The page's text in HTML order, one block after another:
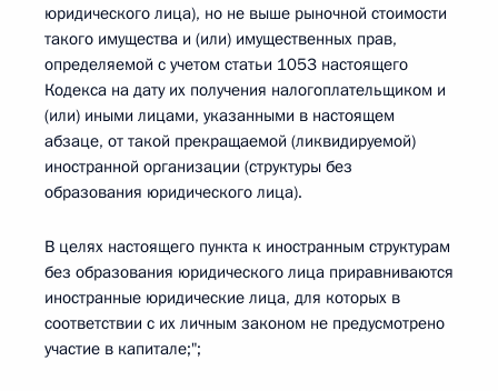
юридического лица), но не выше рыночной стоимости
такого имущества и (или) имущественных прав,
определяемой с учетом статьи 1053 настоящего
Кодекса на дату их получения налогоплательщиком и
(или) иными лицами, указанными в настоящем
абзаце, от такой прекращаемой (ликвидируемой)
иностранной организации (структуры без
образования юридического лица).
В целях настоящего пункта к иностранным структурам
без образования юридического лица приравниваются
иностранные юридические лица, для которых в
соответствии с их личным законом не предусмотрено
участие в капитале;";